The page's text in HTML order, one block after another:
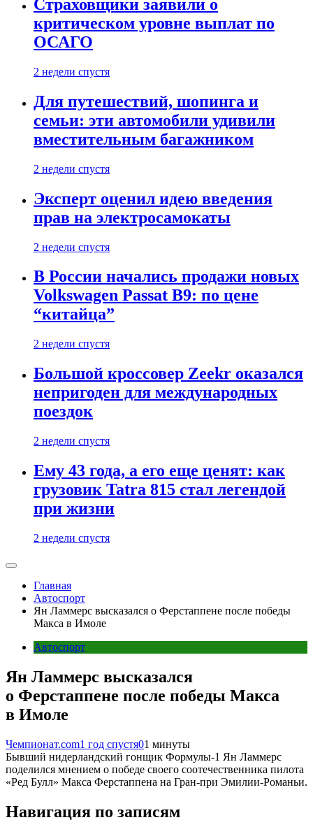
Страховщики заявили о
критическом уровне выплат по
ОСАГО
2 недели спустя
Для путешествий, шопинга и
семьи: эти автомобили удивили
вместительным багажником
2 недели спустя
Эксперт оценил идею введения
прав на электросамокаты
2 недели спустя
В России начались продажи новых
Volkswagen Passat B9: по цене
“китайца”
2 недели спустя
Большой кроссовер Zeekr оказался
непригоден для международных
поездок
2 недели спустя
Ему 43 года, а его еще ценят: как
грузовик Tatra 815 стал легендой
при жизни
2 недели спустя
Главная
Автоспорт
Ян Ламмерс высказался о Ферстаппене после победы
Макса в Имоле
Автоспорт
Ян Ламмерс высказался
о Ферстаппене после победы Макса
в Имоле
Чемпионат.com1 год спустя01 минуты
Бывший нидерландский гонщик Формулы-1 Ян Ламмерс
поделился мнением о победе своего соотечественника пилота
«Ред Булл» Макса Ферстаппена на Гран-при Эмилии-Романьи.
Навигация по записям